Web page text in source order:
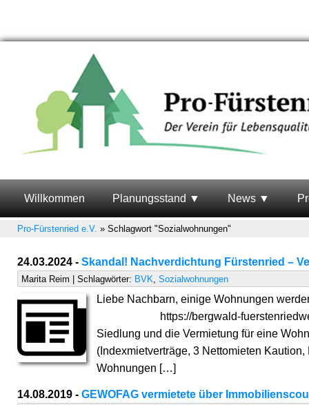
Willkommen Planungsstand News
Pro-Fürstenried e.V. » Schlagwort "Sozialwohnungen"
24.03.2024 - Skandal! Nachverdichtung Fürstenried –
Marita Reim | Schlagwörter: BVK ,Sozialwohnungen
Liebe Nachbarn, einige Wohnungen
https://bergwald-
Siedlung und die Vermietung für eine
(Indexmietverträge, 3 Nettomieten
Wohnungen […]
14.08.2019 - GEWOFAG vermietete über